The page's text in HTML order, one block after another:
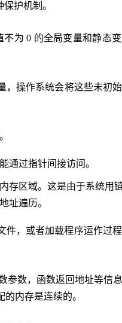
护机制。
为 0 的全局变量和静态
，操作系统会将这些未初
通过指针间接访问。
存区域。这是由于系统用
址遍历。
件，或者加载程序运作过
参数，函数返回地址等信
内存是连续的。